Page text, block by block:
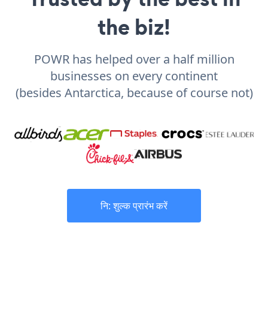
the biz!
POWR has helped over a half million
businesses on every continent
(besides Antarctica, because of course not)
नि: शुल्क प्रारंभ करें